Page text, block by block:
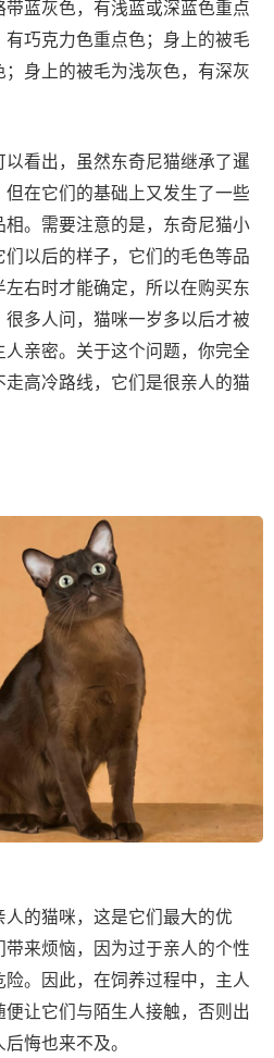
蓝灰色，有浅蓝或深蓝色重点
巧克力色重点色；身上的被毛
身上的被毛为浅灰色，有深灰
看出，虽然东奇尼猫继承了暹
在它们的基础上又发生了一些
。需要注意的是，东奇尼猫小
以后的样子，它们的毛色等品
右时才能确定，所以在购买东
多人问，猫咪一岁多以后才被
亲密。关于这个问题，你完全
高冷路线，它们是很亲人的猫
的猫咪，这是它们最大的优
来烦恼，因为过于亲人的个性
。因此，在饲养过程中，主人
让它们与陌生人接触，否则出
悔也来不及。